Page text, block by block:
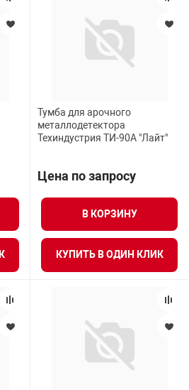
Тумба для арочного
металлодетектора
Техиндустрия ТИ-90А "Лайт"
Цена по запросу
В КОРЗИНУ
КУПИТЬ В ОДИН КЛИК